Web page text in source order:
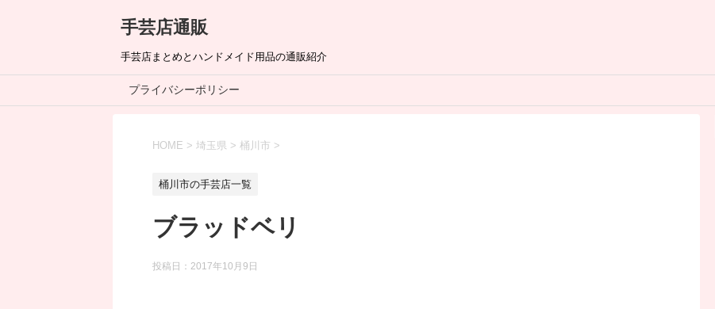
手芸店通販
手芸店まとめとハンドメイド用品の通販紹介
プライバシーポリシー
HOME > 埼玉県 > 桶川市 >
桶川市の手芸店一覧
ブラッドベリ
投稿日： 2017年10月9日